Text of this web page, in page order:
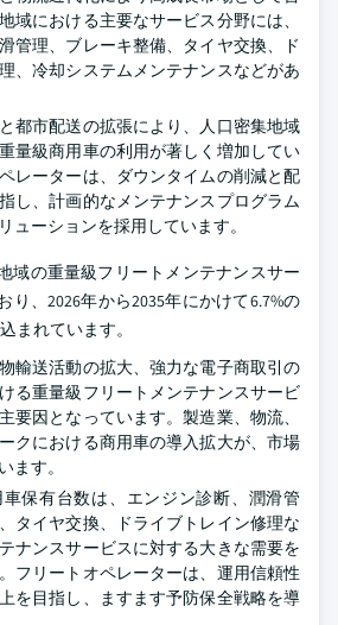
域における主要なサービス分野には、
管理、ブレーキ整備、タイヤ交換、ド
、冷却システムメンテナンスなどがあ
都市配送の拡張により、人口密集地域
量級商用車の利用が著しく増加してい
レーターは、ダウンタイムの削減と配
し、計画的なメンテナンスプログラム
ューションを採用しています。
域の重量級フリートメンテナンスサー
り、2026年から2035年にかけて6.7%の
まれています。
輸送活動の拡大、強力な電子商取引の
る重量級フリートメンテナンスサービ
要因となっています。製造業、物流、
クにおける商用車の導入拡大が、市場
ます。
保有台数は、エンジン診断、潤滑管
タイヤ交換、ドライブトレイン修理な
ナンスサービスに対する大きな需要を
フリートオペレーターは、運用信頼性
を目指し、ますます予防保全戦略を導